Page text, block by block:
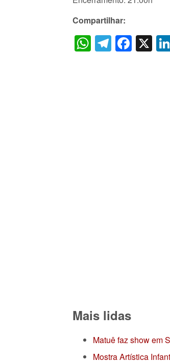
Compartilhar:
WhatsApp
X
Mais lidas
Matuê faz show em
Mostra Artística